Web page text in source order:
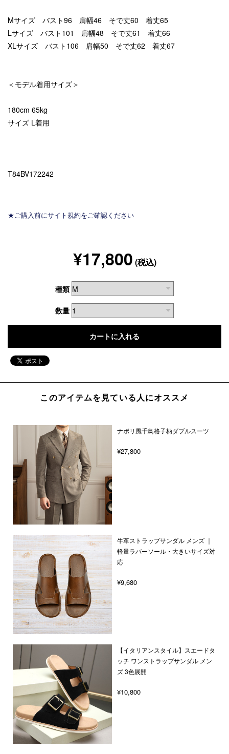
Mサイズ バスト96 肩幅46 そで丈60 着丈65
Lサイズ バスト101 肩幅48 そで丈61 着丈66
XLサイズ バスト106 肩幅50 そで丈62 着丈67
＜モデル着用サイズ＞
180cm 65kg
サイズ L着用
T84BV172242
★ご購入前にサイト規約をご確認ください
¥17,800 (税込)
種類
数量
このアイテムを見ている人にオススメ
ナポリ風千鳥格子柄ダブルスーツ
¥27,800
牛革ストラップサンダル メンズ ｜
軽量ラバーソール・大きいサイズ対
応
¥9,680
【イタリアンスタイル】スエードタ
ッチ ワンストラップサンダル メン
ズ 3色展開
¥10,800